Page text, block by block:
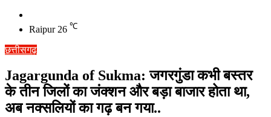
skin
Raipur 26 ℃
छत्तीसगढ़
Jagargunda of Sukma: जगरगुंडा कभी बस्तर
के तीन जिलों का जंक्शन और बड़ा बाजार होता था,
अब नक्सलियों का गढ़ बन गया..